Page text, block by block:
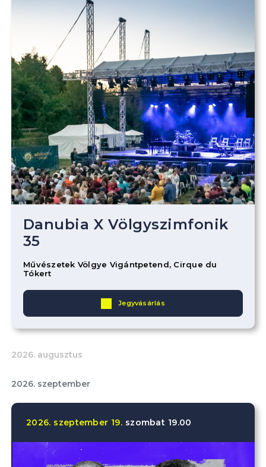
Danubia X Völgyszimfonik
35
Művészetek Völgye Vigántpetend, Cirque du
Tókert
Jegyvásárlás
2026. augusztus
2026. szeptember
2026. szeptember 19. szombat 19.00